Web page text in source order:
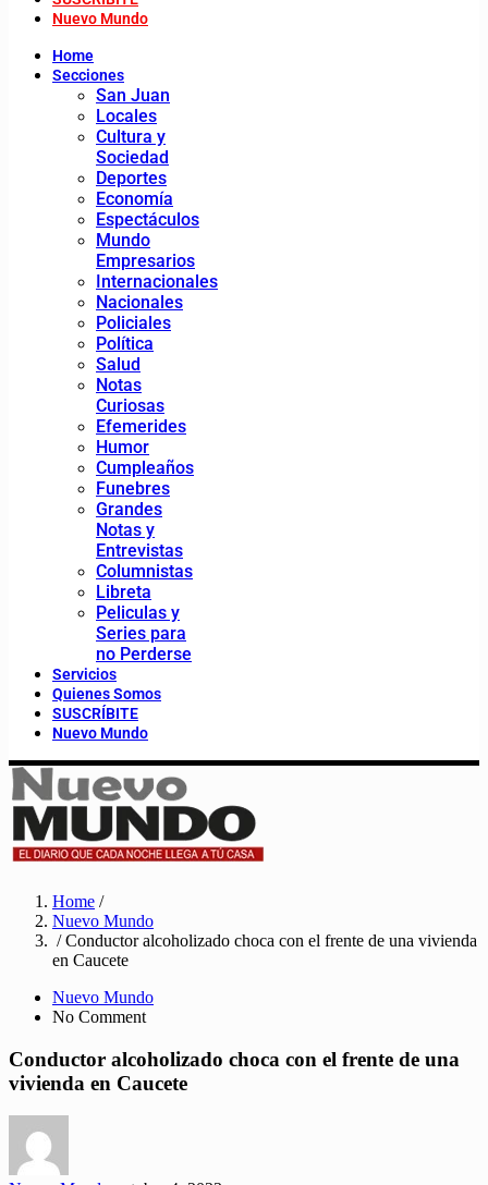
Nuevo Mundo
Home
Secciones
San Juan
Locales
Cultura y
Sociedad
Deportes
Economía
Espectáculos
Mundo
Empresarios
Internacionales
Nacionales
Policiales
Política
Salud
Notas
Curiosas
Efemerides
Humor
Cumpleaños
Funebres
Grandes
Notas y
Entrevistas
Columnistas
Libreta
Peliculas y
Series para
no Perderse
Servicios
Quienes Somos
SUSCRÍBITE
Nuevo Mundo
Home /
Nuevo Mundo
/ Conductor alcoholizado choca con el frente de una vivienda
en Caucete
Nuevo Mundo
No Comment
Conductor alcoholizado choca con el frente de una
vivienda en Caucete